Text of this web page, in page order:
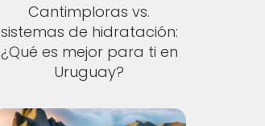
Cantimploras vs.
sistemas de hidratación:
¿Qué es mejor para ti en
Uruguay?